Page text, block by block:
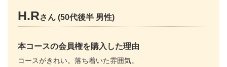
H.Rさん (50代後半 男性)
本コースの会員権を購入した理由
コースがきれい。落ち着いた雰囲気。